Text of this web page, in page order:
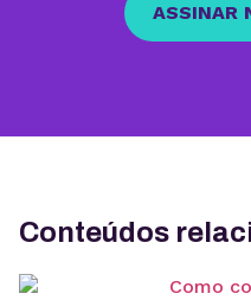
ASSINAR
Conteúdos